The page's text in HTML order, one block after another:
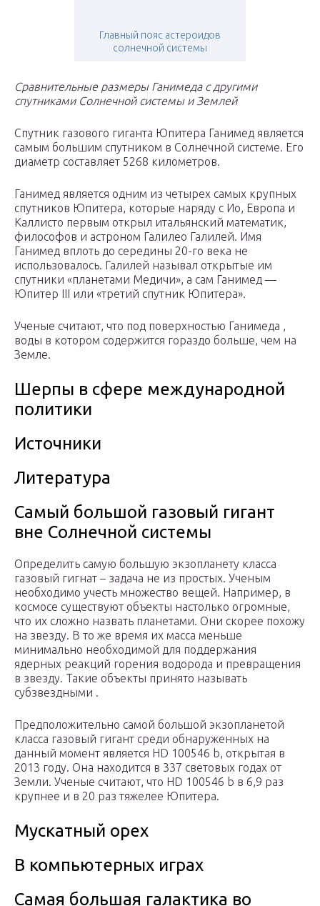
Главный пояс астероидов
солнечной системы
Сравнительные размеры Ганимеда с другими
спутниками Солнечной системы и Землей
Спутник газового гиганта Юпитера Ганимед является
самым большим спутником в Солнечной системе. Его
диаметр составляет 5268 километров.
Ганимед является одним из четырех самых крупных
спутников Юпитера, которые наряду с Ио, Европа и
Каллисто первым открыл итальянский математик,
философов и астроном Галилео Галилей. Имя
Ганимед вплоть до середины 20-го века не
использовалось. Галилей называл открытые им
спутники «планетами Медичи», а сам Ганимед —
Юпитер III или «третий спутник Юпитера».
Ученые считают, что под поверхностью Ганимеда ,
воды в котором содержится гораздо больше, чем на
Земле.
Шерпы в сфере международной
политики
Источники
Литература
Самый большой газовый гигант
вне Солнечной системы
Определить самую большую экзопланету класса
газовый гигнат – задача не из простых. Ученым
необходимо учесть множество вещей. Например, в
космосе существуют объекты настолько огромные,
что их сложно назвать планетами. Они скорее похожу
на звезду. В то же время их масса меньше
минимально необходимой для поддержания
ядерных реакций горения водорода и превращения
в звезду. Такие объекты принято называть
субзвездными .
Предположительно самой большой экзопланетой
класса газовый гигант среди обнаруженных на
данный момент является HD 100546 b, открытая в
2013 году. Она находится в 337 световых годах от
Земли. Ученые считают, что HD 100546 b в 6,9 раз
крупнее и в 20 раз тяжелее Юпитера.
Мускатный орех
В компьютерных играх
Самая большая галактика во